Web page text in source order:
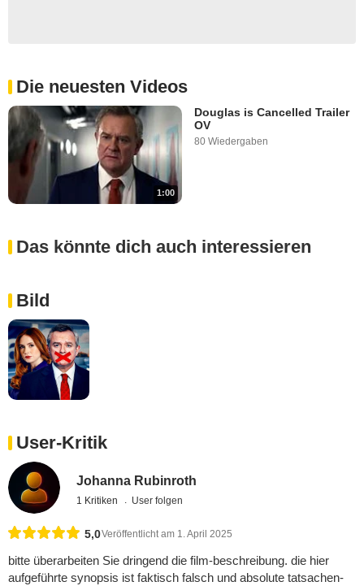
Die neuesten Videos
1:00
Douglas is Cancelled Trailer
OV
80 Wiedergaben
Das könnte dich auch interessieren
Bild
User-Kritik
Johanna Rubinroth
1 Kritiken User folgen
5,0Veröffentlicht am 1. April 2025
bitte überarbeiten Sie dringend die film-beschreibung. die hier
aufgeführte synopsis ist faktisch falsch und absolute tatsachen-